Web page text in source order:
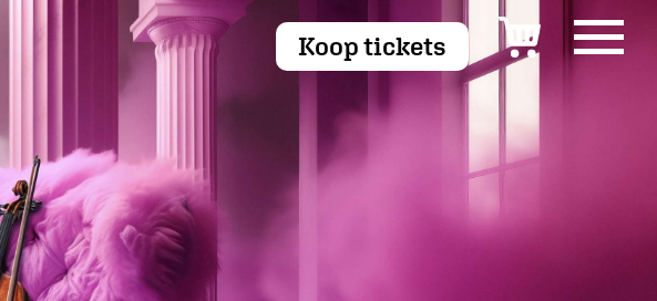
Koop tickets